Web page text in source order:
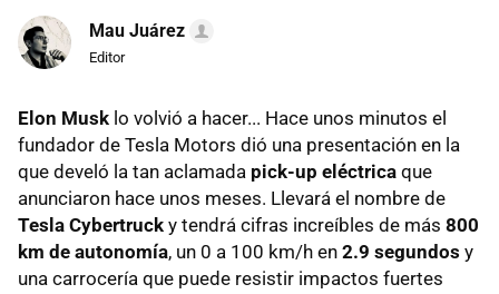
Mau Juárez
Editor
Elon Musk lo volvió a hacer... Hace unos minutos el
fundador de Tesla Motors dió una presentación en la
que develó la tan aclamada pick-up eléctrica que
anunciaron hace unos meses. Llevará el nombre de
Tesla Cybertruck y tendrá cifras increíbles de más 800
km de autonomía, un 0 a 100 km/h en 2.9 segundos y
una carrocería que puede resistir impactos fuertes